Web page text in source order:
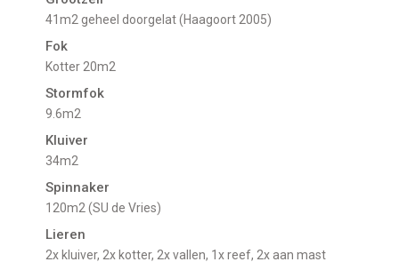
41m2 geheel doorgelat (Haagoort 2005)
Fok
Kotter 20m2
Stormfok
9.6m2
Kluiver
34m2
Spinnaker
120m2 (SU de Vries)
Lieren
2x kluiver, 2x kotter, 2x vallen, 1x reef, 2x aan mast